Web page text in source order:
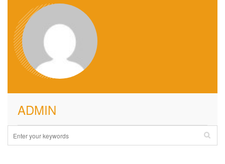
ADMIN